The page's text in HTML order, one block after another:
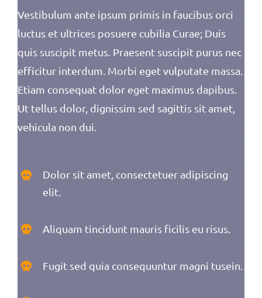
Vestibulum ante ipsum primis in faucibus orci
luctus et ultrices posuere cubilia Curae; Duis
quis suscipit metus. Praesent suscipit purus nec
efficitur interdum. Morbi eget vulputate massa.
Etiam consequat dolor eget maximus dapibus.
Ut tellus dolor, dignissim sed sagittis sit amet,
vehicula non dui.
Dolor sit amet, consectetuer adipiscing
elit.
Aliquam tincidunt mauris ficilis eu risus.
Fugit sed quia consequuntur magni tusein.